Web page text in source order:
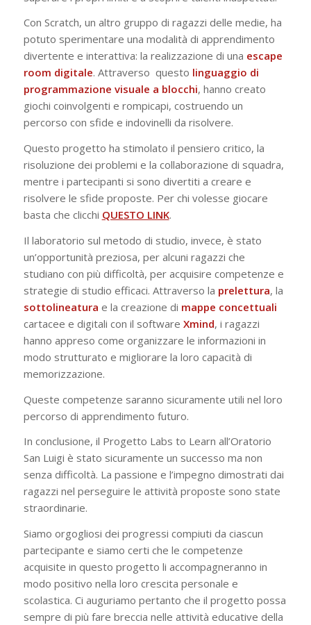
Con Scratch, un altro gruppo di ragazzi delle medie, ha
potuto sperimentare una modalità di apprendimento
divertente e interattiva: la realizzazione di una escape
room digitale. Attraverso questo linguaggio di
programmazione visuale a blocchi, hanno creato
giochi coinvolgenti e rompicapi, costruendo un
percorso con sfide e indovinelli da risolvere.
Questo progetto ha stimolato il pensiero critico, la
risoluzione dei problemi e la collaborazione di squadra,
mentre i partecipanti si sono divertiti a creare e
risolvere le sfide proposte. Per chi volesse giocare
basta che clicchi QUESTO LINK.
Il laboratorio sul metodo di studio, invece, è stato
un’opportunità preziosa, per alcuni ragazzi che
studiano con più difficoltà, per acquisire competenze e
strategie di studio efficaci. Attraverso la prelettura, la
sottolineatura e la creazione di mappe concettuali
cartacee e digitali con il software Xmind, i ragazzi
hanno appreso come organizzare le informazioni in
modo strutturato e migliorare la loro capacità di
memorizzazione.
Queste competenze saranno sicuramente utili nel loro
percorso di apprendimento futuro.
In conclusione, il Progetto Labs to Learn all’Oratorio
San Luigi è stato sicuramente un successo ma non
senza difficoltà. La passione e l’impegno dimostrati dai
ragazzi nel perseguire le attività proposte sono state
straordinarie.
Siamo orgogliosi dei progressi compiuti da ciascun
partecipante e siamo certi che le competenze
acquisite in questo progetto li accompagneranno in
modo positivo nella loro crescita personale e
scolastica. Ci auguriamo pertanto che il progetto possa
sempre di più fare breccia nelle attività educative della